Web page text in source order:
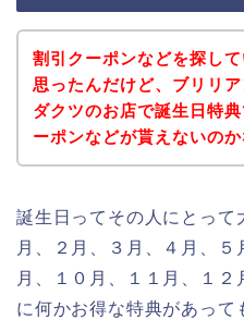
割引クーポンなどを探し
思ったんだけど、ブリリ
ダクツのお店で誕生日特
ーポンなどが貰えないのか
誕生日ってその人にとって
月、２月、３月、４月、５
月、１０月、１１月、１２
に何かお得な特典があって